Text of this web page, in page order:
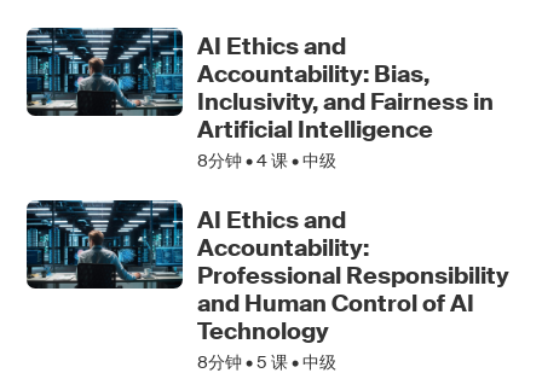
AI Ethics and
Accountability: Bias,
Inclusivity, and Fairness in
Artificial Intelligence
8分钟 •4课 • 中级
AI Ethics and
Accountability:
Professional Responsibility
and Human Control of AI
Technology
8分钟 •5 课 • 中级